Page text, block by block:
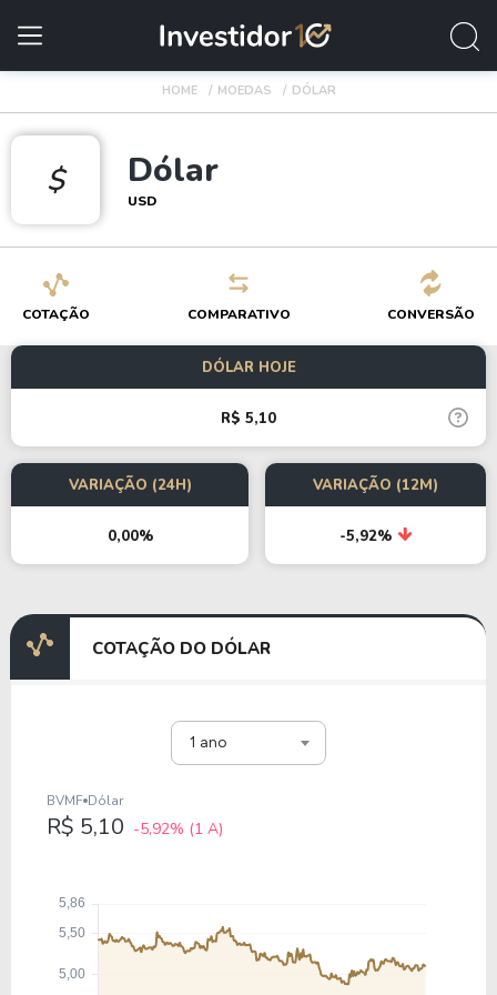
HOME MOEDAS DÓLAR
$ Dólar
USD
COTAÇÃO COMPARATIVO CONVERSÃO
DÓLAR HOJE
R$ 5,10
VARIAÇÃO (24H)
0,00%
VARIAÇÃO (12M)
-5,92%
COTAÇÃO DO DÓLAR
1 ano
BVMF Dólar
R$ 5,10 -5,92% (1 A)